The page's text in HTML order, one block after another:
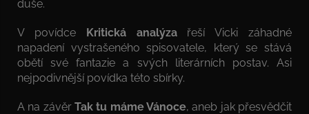
duše.
V povídce Kritická analýzařeší Vicki záhadné
napadení vystrašeného spisovatele, který se stává
obětí své fantazie a svých literárních postav. Asi
nejpodivnější povídka této sbírky.
A na závěr Tak tu máme Vánoce, aneb jak přesvědčit